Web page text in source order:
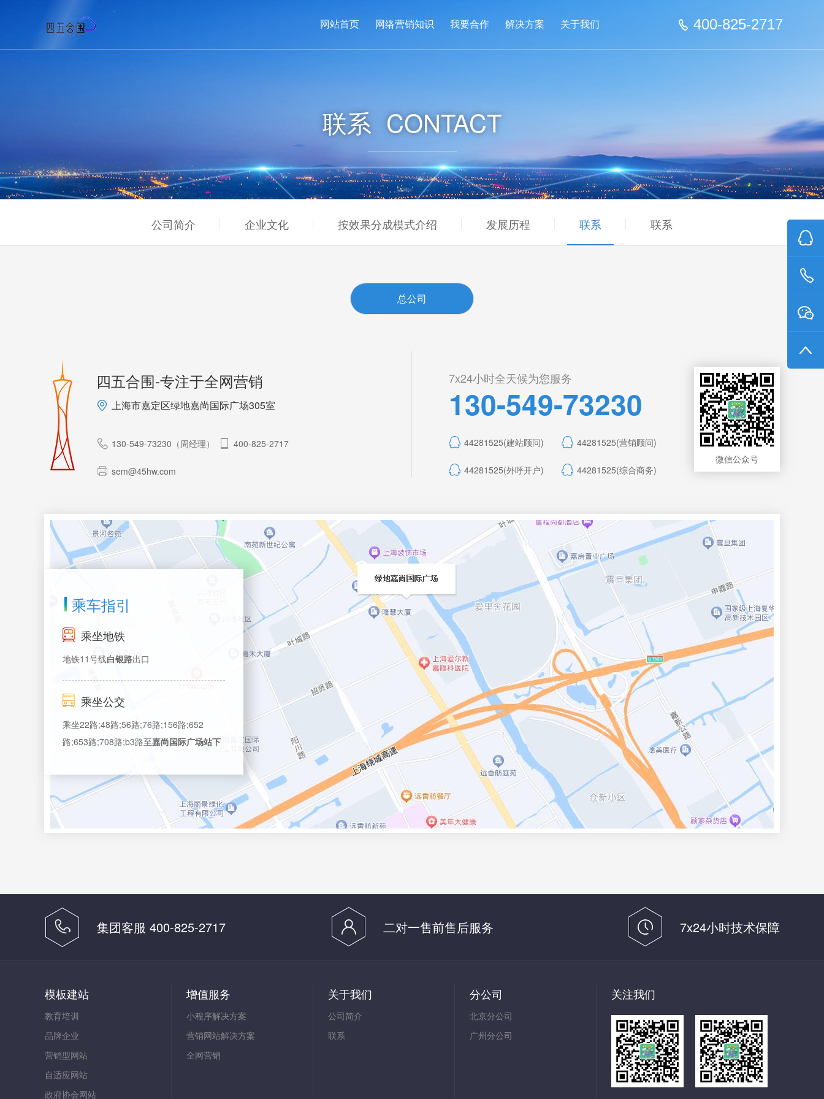
400-825-2717
网站首页 网络营销知识 我要合作 解决方案 关于我们
联系 CONTACT
公司简介 企业文化 按效果分成模式介绍 发展历程 联系 联系
总公司
四五合围-专注于全网营销
上海市嘉定区绿地嘉尚国际广场305室
130-549-73230（周经理） 400-825-2717
sem@45hw.com
7x24小时全天候为您服务
130-549-73230
44281525(建站顾问) 44281525(营销顾问)
44281525(外呼开户) 44281525(综合商务)
微信公众号
乘车指引
乘坐地铁
地铁11号线白银路出口
乘坐公交
乘坐22路;48路;56路;76路;156路;652
路;653路;708路;b3路至嘉尚国际广场站下
集团客服 400-825-2717 二对一售前售后服务 7x24小时技术保障
模板建站
教育培训
品牌企业
营销型网站
自适应网站
政府协会网站
增值服务
小程序解决方案
营销网站解决方案
全网营销
关于我们
公司简介
联系
分公司
北京分公司
广州分公司
关注我们